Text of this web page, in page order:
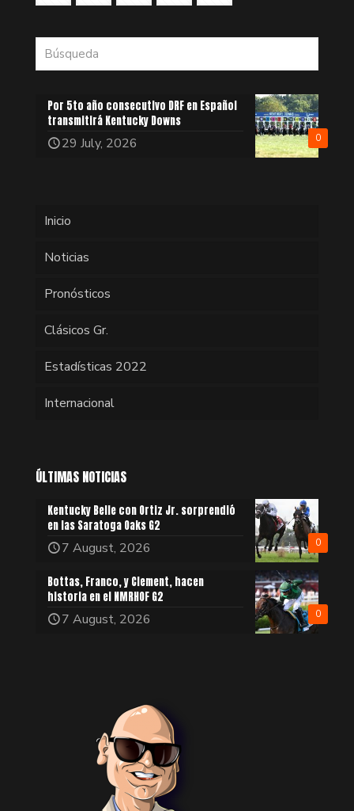
0
Por 5to año consecutivo DRF en Español
transmitirá Kentucky Downs
29 July, 2026
Inicio
Noticias
Pronósticos
Clásicos Gr.
Estadísticas 2022
Internacional
ÚLTIMAS NOTICIAS
0
Kentucky Belle con Ortiz Jr. sorprendió
en las Saratoga Oaks G2
7 August, 2026
0
Bottas, Franco, y Clement, hacen
historia en el NMRHOF G2
7 August, 2026